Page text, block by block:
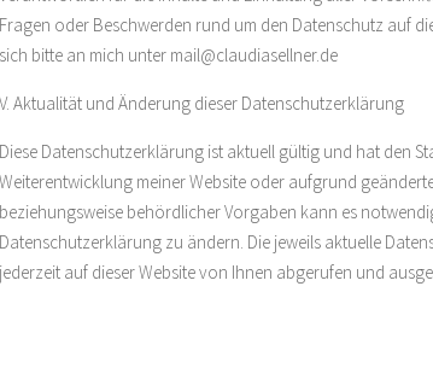
Fragen oder Beschwerden rund um den Datenschutz auf
sich bitte an mich unter mail@claudiasellner.de
V. Aktualität und Änderung dieser Datenschutzerklärung
Diese Datenschutzerklärung ist aktuell gültig und hat den
Weiterentwicklung meiner Website oder aufgrund
beziehungsweise behördlicher Vorgaben kann es
Datenschutzerklärung zu ändern. Die jeweils aktuelle
jederzeit auf dieser Website von Ihnen abgerufen und